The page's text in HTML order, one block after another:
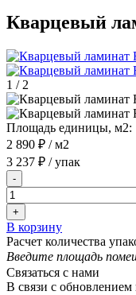
Кварцевый
1 / 2
Площадь единицы, м2:
2 890 ₽ / м2
3 237 ₽ / упак
-
+
В корзину
Расчет количества
Введите площадь
Связаться с нами
В связи с обновлением